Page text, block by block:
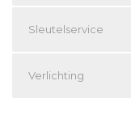
Sleutelservice
Verlichting